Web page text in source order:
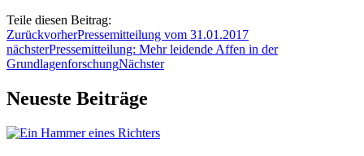
Teile diesen Beitrag:
ZurückvorherPressemitteilung vom 31.01.2017
nächsterPressemitteilung: Mehr leidende Affen in der
GrundlagenforschungNächster
Neueste Beiträge